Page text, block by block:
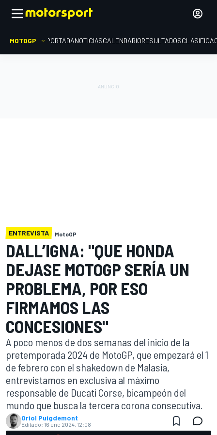
MOTOGP PORTADANOTICIASCALENDARIORESULTADOS
ENTREVISTA MotoGP
DALL’IGNA: "QUE HONDA
DEJASE MOTOGP SERÍA UN
PROBLEMA, POR ESO
FIRMAMOS LAS
CONCESIONES"
A poco menos de dos semanas del inicio de la
pretemporada 2024 de MotoGP, que empezará el 1
de febrero con el shakedown de Malasia,
entrevistamos en exclusiva al máximo
responsable de Ducati Corse, bicampeón del
mundo que busca la tercera corona consecutiva.
Oriol Puigdemont
Editado: 16 ene 2024, 12:08